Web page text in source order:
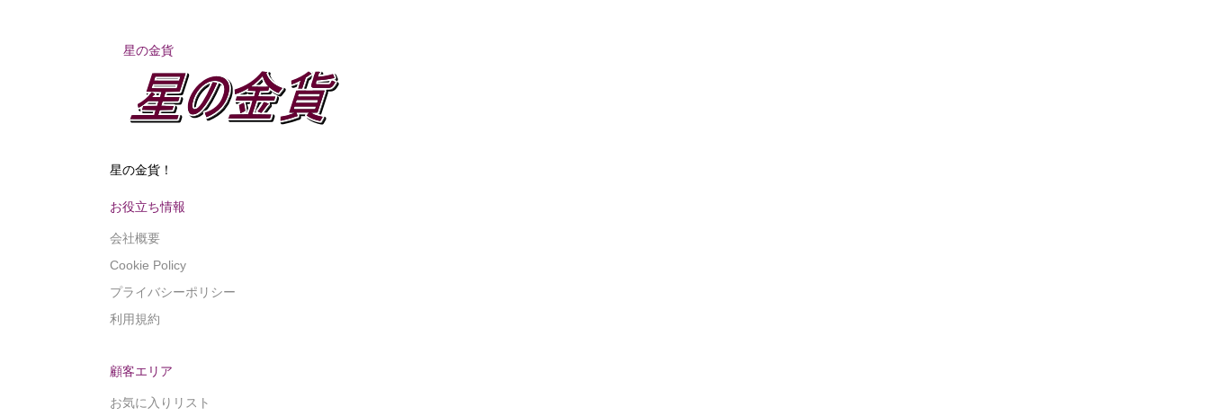
星の金貨
星の金貨！
お役立ち情報
会社概要
Cookie Policy
プライバシーポリシー
利用規約
顧客エリア
お気に入りリスト